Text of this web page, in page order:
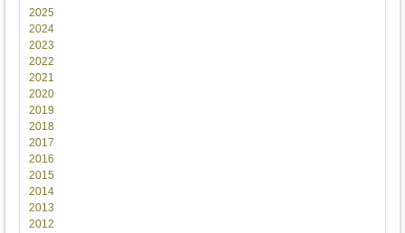
2025
2024
2023
2022
2021
2020
2019
2018
2017
2016
2015
2014
2013
2012